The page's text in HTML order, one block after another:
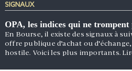
SIGNAUX
OPA, les indices qui ne trompent
En Bourse, il existe des signaux à
offre publique d’achat ou
hostile. Voici les plus importants.